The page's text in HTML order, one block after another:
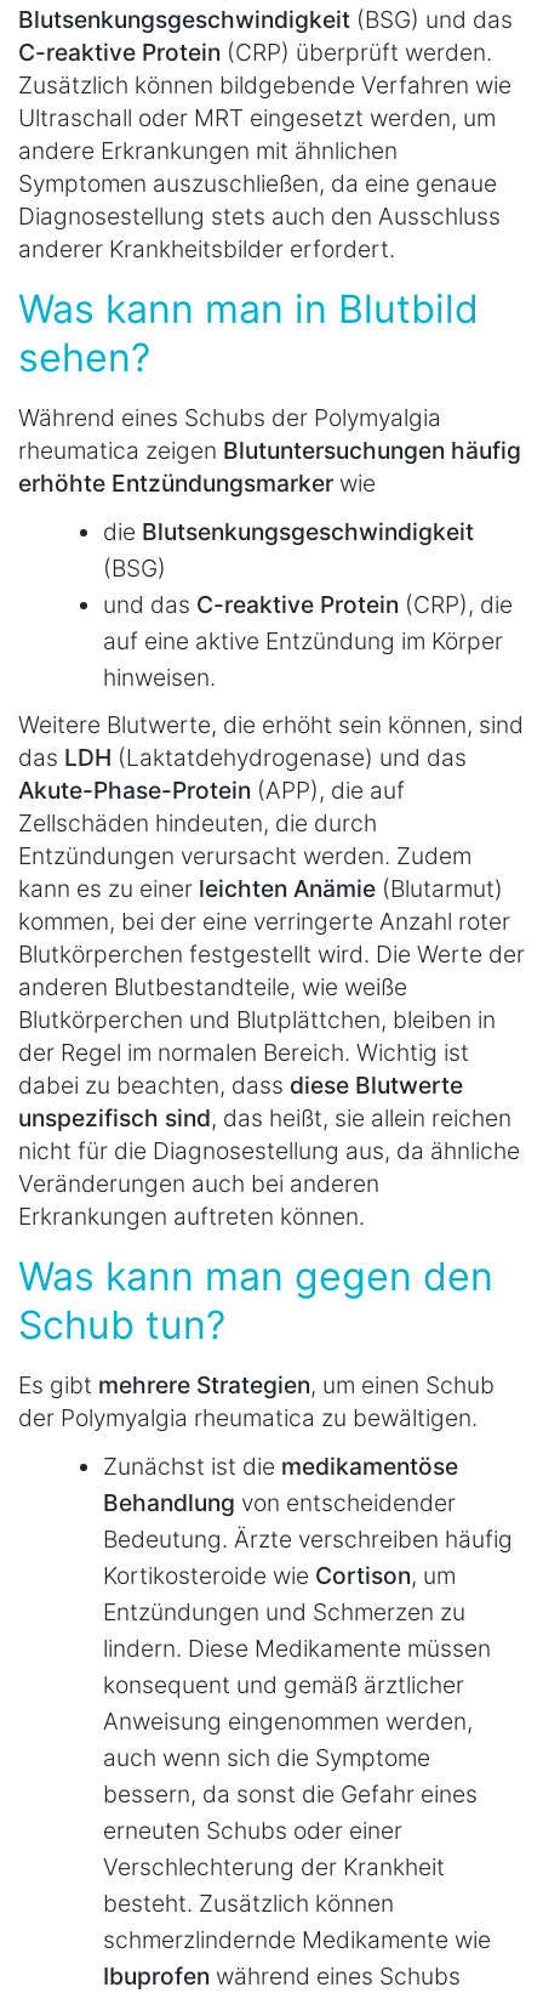
Blutsenkungsgeschwindigkeit (BSG) und das
C-reaktive Protein (CRP) überprüft werden.
Zusätzlich können bildgebende Verfahren wie
Ultraschall oder MRT eingesetzt werden, um
andere Erkrankungen mit ähnlichen
Symptomen auszuschließen, da eine genaue
Diagnosestellung stets auch den Ausschluss
anderer Krankheitsbilder erfordert.
Was kann man in Blutbild
sehen?
Während eines Schubs der Polymyalgia
rheumatica zeigen Blutuntersuchungen häufig
erhöhte Entzündungsmarker wie
die Blutsenkungsgeschwindigkeit
(BSG)
und das C-reaktive Protein (CRP), die
auf eine aktive Entzündung im Körper
hinweisen.
Weitere Blutwerte, die erhöht sein können, sind
das LDH (Laktatdehydrogenase) und das
Akute-Phase-Protein (APP), die auf
Zellschäden hindeuten, die durch
Entzündungen verursacht werden. Zudem
kann es zu einer leichten Anämie (Blutarmut)
kommen, bei der eine verringerte Anzahl roter
Blutkörperchen festgestellt wird. Die Werte der
anderen Blutbestandteile, wie weiße
Blutkörperchen und Blutplättchen, bleiben in
der Regel im normalen Bereich. Wichtig ist
dabei zu beachten, dass diese Blutwerte
unspezifisch sind, das heißt, sie allein reichen
nicht für die Diagnosestellung aus, da ähnliche
Veränderungen auch bei anderen
Erkrankungen auftreten können.
Was kann man gegen den
Schub tun?
Es gibt mehrere Strategien, um einen Schub
der Polymyalgia rheumatica zu bewältigen.
Zunächst ist die medikamentöse
Behandlung von entscheidender
Bedeutung. Ärzte verschreiben häufig
Kortikosteroide wie Cortison, um
Entzündungen und Schmerzen zu
lindern. Diese Medikamente müssen
konsequent und gemäß ärztlicher
Anweisung eingenommen werden,
auch wenn sich die Symptome
bessern, da sonst die Gefahr eines
erneuten Schubs oder einer
Verschlechterung der Krankheit
besteht. Zusätzlich können
schmerzlindernde Medikamente wie
Ibuprofen während eines Schubs